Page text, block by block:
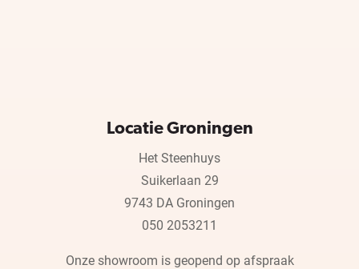
Locatie Groningen
Het Steenhuys
Suikerlaan 29
9743 DA Groningen
050 2053211
Onze showroom is geopend op afspraak